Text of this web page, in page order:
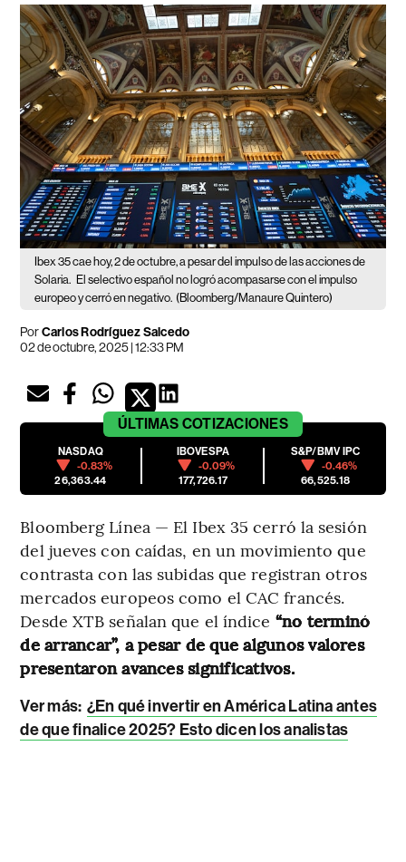
Ibex 35 cae hoy, 2 de octubre, a pesar del impulso de las acciones de
Solaria. El selectivo español no logró acompasarse con el impulso
europeo y cerró en negativo. (Bloomberg/Manaure Quintero)
PorCarlos Rodríguez Salcedo
02 de octubre, 2025 | 12:33 PM
ÚLTIMAS COTIZACIONES
NASDAQ
-0.83%
26,363.44
IBOVESPA
-0.09%
177,726.17
S&P/BMV IPC
-0.46%
66,525.18
Bloomberg Línea — El Ibex 35 cerró la sesión
del jueves con caídas, en un movimiento que
contrasta con las subidas que registran otros
mercados europeos como el CAC francés.
Desde XTB señalan que el índice “no terminó
de arrancar”, a pesar de que algunos valores
presentaron avances significativos.
Ver más: ¿En qué invertir en América Latina antes
de que finalice 2025? Esto dicen los analistas